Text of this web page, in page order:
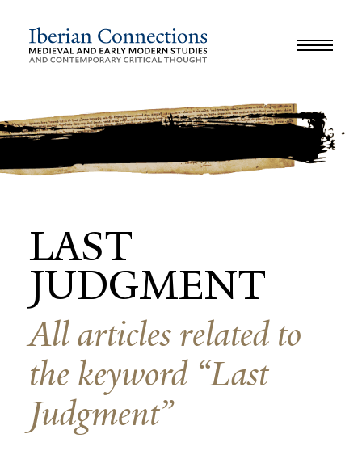
REVIEWS INTERVIEWS WORKSHOP
LAST
JUDGMENT
All articles related to
the keyword “Last
Judgment”